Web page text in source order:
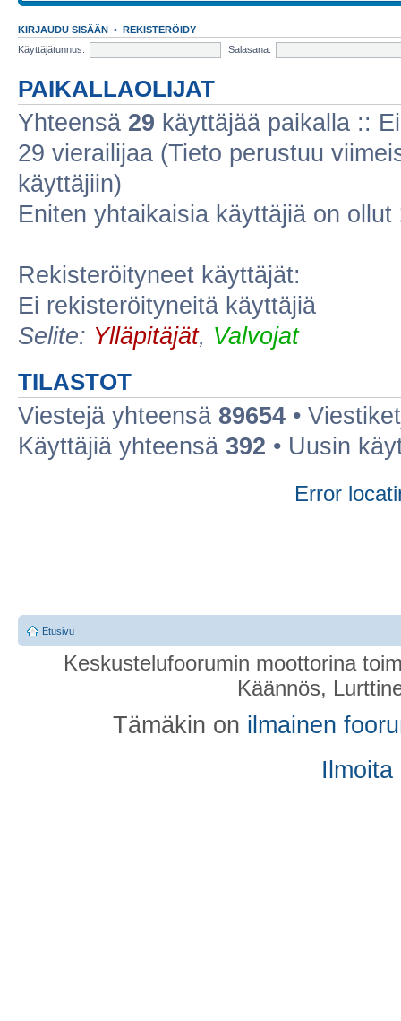
KIRJAUDU SISÄÄN • REKISTERÖIDY
Käyttäjätunnus:
Salasana:
PAIKALLAOLIJAT
Yhteensä 29 käyttäjää paikalla ::
29 vierailijaa (Tieto perustuu
käyttäjiin)
Eniten yhtaikaisia käyttäjiä on ollut
Rekisteröityneet käyttäjät:
Ei rekisteröityneitä käyttäjiä
Selite: Ylläpitäjät, Valvojat
TILASTOT
Viestejä yhteensä 89654 •
Käyttäjiä yhteensä 392 • Uusin
Error
Etusivu
Keskustelufoorumin moottorina
Käännös,
Tämäkin on ilmainen